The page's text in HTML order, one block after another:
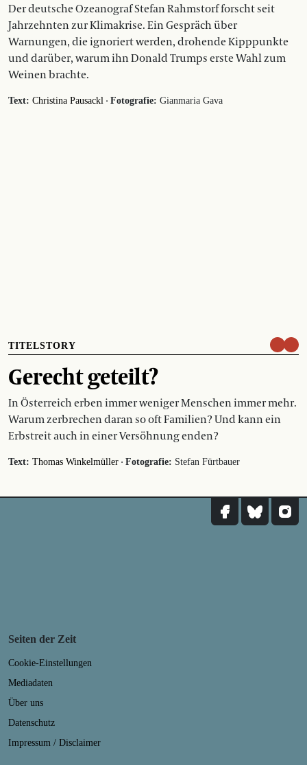
Der deutsche Ozeanograf Stefan Rahmstorf forscht seit
Jahrzehnten zur Klimakrise. Ein Gespräch über
Warnungen, die ignoriert werden, drohende Kipppunkte
und darüber, warum ihn Donald Trumps erste Wahl zum
Weinen brachte.
Text: Christina Pausackl · Fotografie: Gianmaria Gava
TITELSTORY
Gerecht geteilt?
In Österreich erben immer weniger Menschen immer mehr.
Warum zerbrechen daran so oft Familien? Und kann ein
Erbstreit auch in einer Versöhnung enden?
Text: Thomas Winkelmüller · Fotografie: Stefan Fürtbauer
Seiten der Zeit
Cookie-Einstellungen
Mediadaten
Über uns
Datenschutz
Impressum / Disclaimer